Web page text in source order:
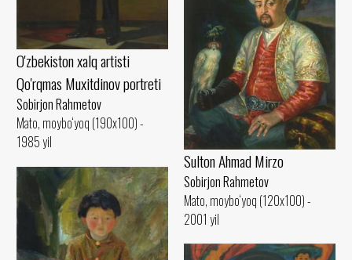
O'zbekiston xalq artisti
Qo'rqmas Muxitdinov portreti
Sobirjon Rahmetov
Mato, moybo‘yoq (190x100) -
1985 yil
Sulton Ahmad Mirzo
Sobirjon Rahmetov
Mato, moybo‘yoq (120x100) -
2001 yil